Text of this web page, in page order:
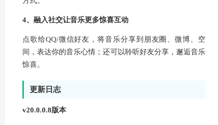
4、融入社交让音乐更多惊喜互动
点歌给QQ/微信好友，将音乐分享到朋友圈、微博、空
间，表达你的音乐心情；还可以聆听好友分享，邂逅音乐
惊喜。
更新日志
v20.0.0.8版本